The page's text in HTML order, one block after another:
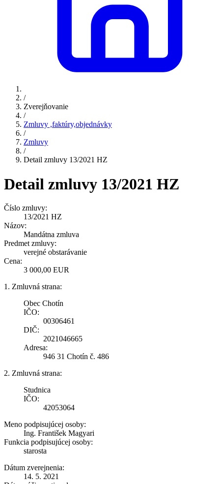
/
Zverejňovanie
/
Zmluvy ,faktúry,objednávky
/
Zmluvy
/
Detail zmluvy 13/2021 HZ
Detail zmluvy 13/2021 HZ
Číslo zmluvy:
13/2021 HZ
Názov:
Mandátna zmluva
Predmet zmluvy:
verejné obstarávanie
Cena:
3 000,00 EUR
1. Zmluvná strana:
Obec Chotín
IČO:
00306461
DIČ:
2021046665
Adresa:
946 31 Chotín č. 486
2. Zmluvná strana:
Studnica
IČO:
42053064
Meno podpisujúcej osoby:
Ing. František Magyari
Funkcia podpisujúcej osoby:
starosta
Dátum zverejnenia:
14. 5. 2021